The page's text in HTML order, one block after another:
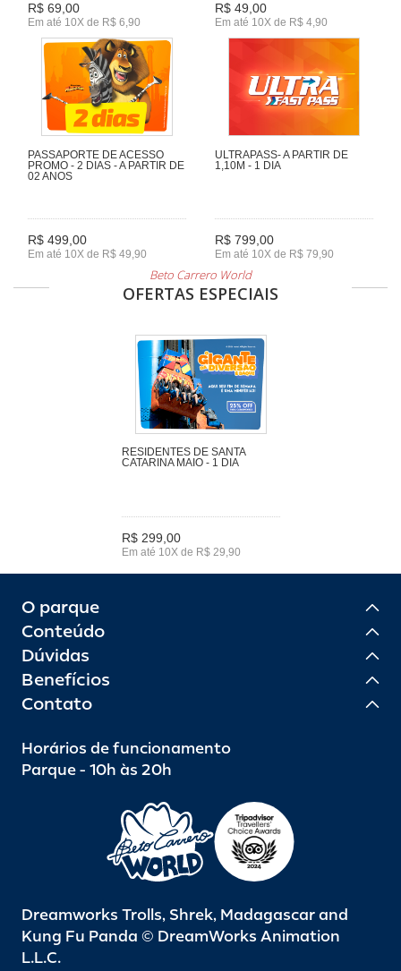
R$ 69,00
Em até 10X de R$ 6,90
R$ 49,00
Em até 10X de R$ 4,90
PASSAPORTE DE ACESSO
PROMO - 2 DIAS - A PARTIR DE
02 ANOS
R$ 499,00
Em até 10X de R$ 49,90
ULTRAPASS- A PARTIR DE
1,10M - 1 DIA
R$ 799,00
Em até 10X de R$ 79,90
Beto Carrero World
OFERTAS ESPECIAIS
RESIDENTES DE SANTA
CATARINA MAIO - 1 DIA
R$ 299,00
Em até 10X de R$ 29,90
O parque
Conteúdo
Dúvidas
Benefícios
Contato
Horários de funcionamento
Parque - 10h às 20h
Dreamworks Trolls, Shrek, Madagascar and
Kung Fu Panda © DreamWorks Animation
L.L.C.